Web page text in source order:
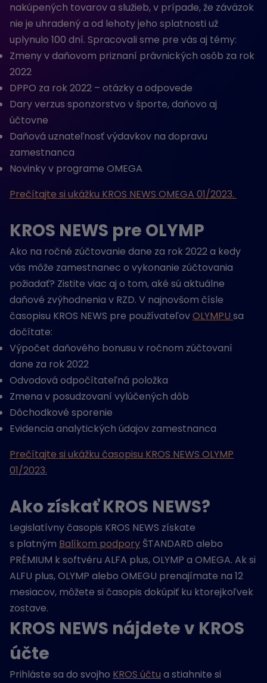
nakúpených tovarov a služieb, v prípade, že záväzok
nie je uhradený a od lehoty jeho splatnosti už
uplynulo 100 dní. Spracovali sme pre vás aj témy:
Zmeny v daňovom priznaní právnických osôb za rok
2022
DPPO za rok 2022 – otázky a odpovede
Dary verzus sponzorstvo v športe, daňovo aj
účtovne
Daňová uznateľnosť výdavkov na dopravu
zamestnanca
Novinky v programe OMEGA
Prečítajte si ukážku KROS NEWS OMEGA 01/2023.
KROS NEWS pre OLYMP
Ako na ročné zúčtovanie dane za rok 2022 a kedy
vás môže zamestnanec o vykonanie zúčtovania
požiadať? Zistite viac aj o tom, aké sú aktuálne
daňové zvýhodnenia v RZD. V najnovšom čísle
časopisu KROS NEWS pre používateľovOLYMPU sa
dočítate:
Výpočet daňového bonusu v ročnom zúčtovaní
dane za rok 2022
Odvodová odpočítateľná položka
Zmena v posudzovaní vylúčených dôb
Dôchodkové sporenie
Evidencia analytických údajov zamestnanca
Prečítajte si ukážku časopisu KROS NEWS OLYMP
01/2023.
Ako získať KROS NEWS?
Legislatívny časopis KROS NEWS získate
s platným Balíkom podpory ŠTANDARD alebo
PRÉMIUM k softvéru ALFA plus, OLYMP a OMEGA. Ak si
ALFU plus, OLYMP alebo OMEGU prenajímate na 12
mesiacov, môžete si časopis dokúpiť ku ktorejkoľvek
zostave.
KROS NEWS nájdete v KROS
účte
Prihláste sa do svojho KROS účtu a stiahnite si